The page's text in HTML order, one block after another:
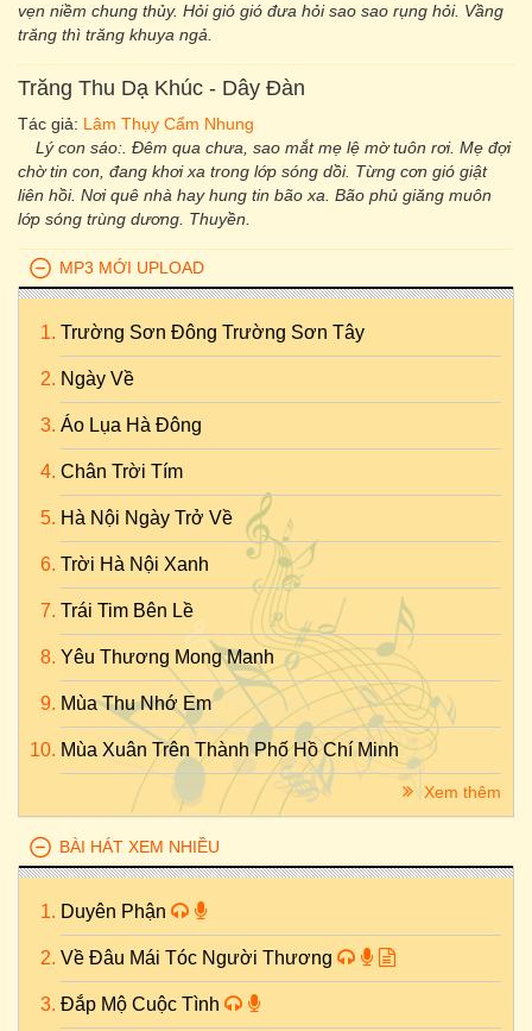
vẹn niềm chung thủy. Hỏi gió gió đưa hỏi sao sao rụng hỏi. Vầng
trăng thì trăng khuya ngả.
Trăng Thu Dạ Khúc - Dây Đàn
Tác giả: Lâm Thụy Cẩm Nhung
Lý con sáo:. Đêm qua chưa, sao mắt mẹ lệ mờ tuôn rơi. Mẹ đợi
chờ tin con, đang khơi xa trong lớp sóng dồi. Từng cơn gió giật
liên hồi. Nơi quê nhà hay hung tin bão xa. Bão phủ giăng muôn
lớp sóng trùng dương. Thuyền.
MP3 MỚI UPLOAD
Trường Sơn Đông Trường Sơn Tây
Ngày Về
Áo Lụa Hà Đông
Chân Trời Tím
Hà Nội Ngày Trở Về
Trời Hà Nội Xanh
Trái Tim Bên Lề
Yêu Thương Mong Manh
Mùa Thu Nhớ Em
Mùa Xuân Trên Thành Phố Hồ Chí Minh
Xem thêm
BÀI HÁT XEM NHIỀU
Duyên Phận
Về Đâu Mái Tóc Người Thương
Đắp Mộ Cuộc Tình